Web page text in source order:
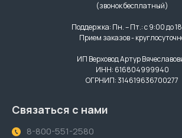
(звонок бесплатный)
Поддержка: Пн. – Пт.: с 9:00 до
Прием заказов -
ИП Верховод Артур
ИНН: 616804999940
ОГРНИП: 314619636700277
Связаться с нами
8-800-551-2580